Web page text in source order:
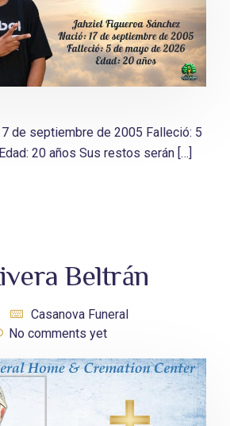
de septiembre de 2005 Falleció: 5
20 años Sus restos serán […]
Beltrán
Casanova Funeral
No comments yet